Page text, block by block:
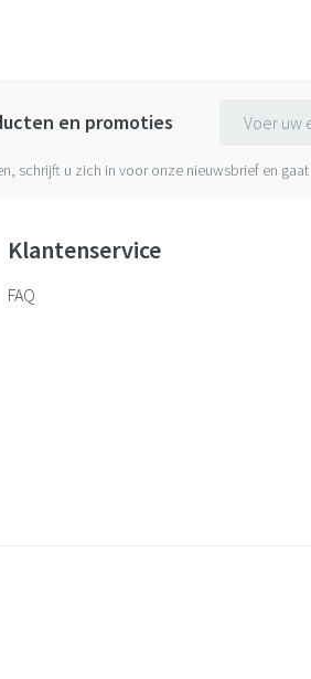
en promoties
schrijft u zich in voor onze nieuwsbrief en
Klantenservice
FAQ